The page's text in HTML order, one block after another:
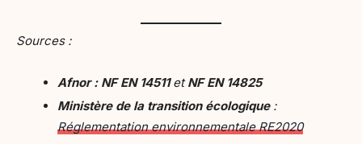
Sources :
Afnor : NF EN 14511etNF EN 14825
Ministère de la transition écologique:
Réglementation environnementale RE2020